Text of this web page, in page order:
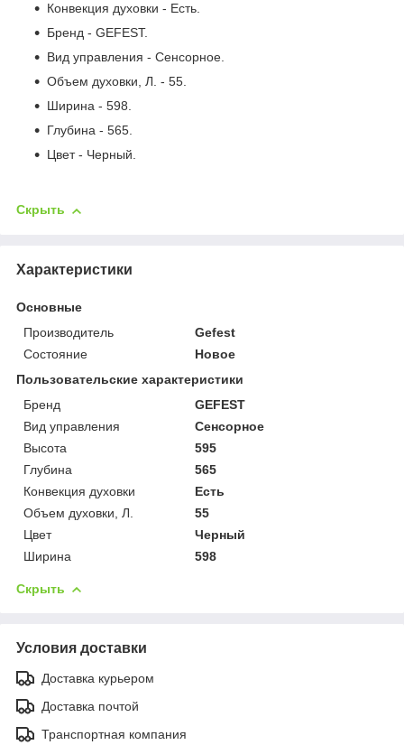
Конвекция духовки - Есть.
Бренд - GEFEST.
Вид управления - Сенсорное.
Объем духовки, Л. - 55.
Ширина - 598.
Глубина - 565.
Цвет - Черный.
Скрыть
Характеристики
Основные
Производитель
Gefest
Состояние
Новое
Пользовательские характеристики
Бренд
GEFEST
Вид управления
Сенсорное
Высота
595
Глубина
565
Конвекция духовки
Есть
Объем духовки, Л.
55
Цвет
Черный
Ширина
598
Скрыть
Условия доставки
Доставка курьером
Доставка почтой
Транспортная компания